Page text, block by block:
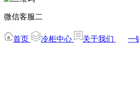
微信客服二
首页 冷柜中心 关于我们 一